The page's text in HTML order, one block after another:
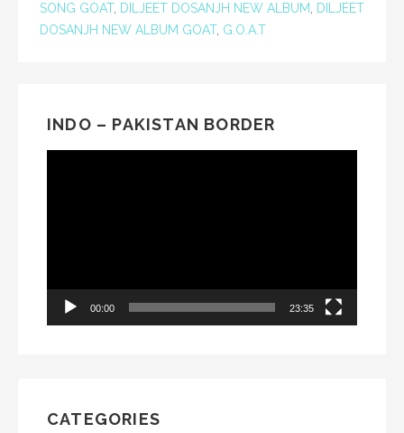
SONG GOAT, DILJEET DOSANJH NEW ALBUM, DILJEET
DOSANJH NEW ALBUM GOAT, G.O.A.T
INDO – PAKISTAN BORDER
00:00 23:35
CATEGORIES